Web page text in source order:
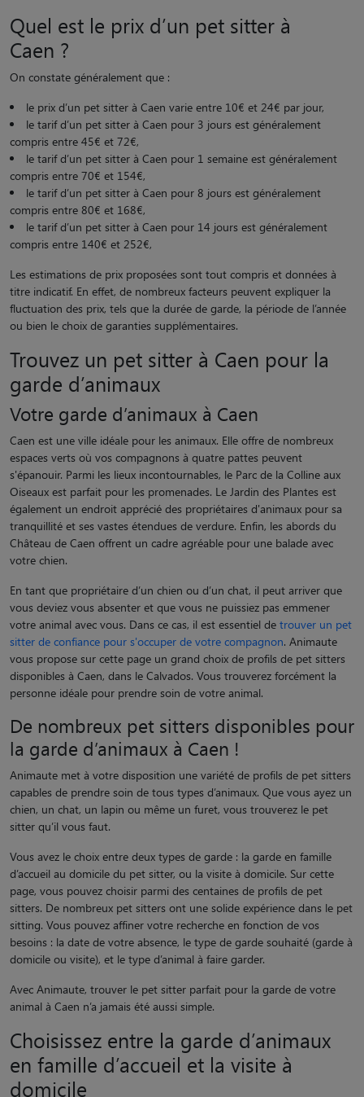
Quel est le prix d’un pet sitter à
Caen ?
On constate généralement que :
le prix d’un pet sitter à Caen varie entre 10€ et 24€ par jour,
le tarif d’un pet sitter à Caen pour 3 jours est généralement
compris entre 45€ et 72€,
le tarif d’un pet sitter à Caen pour 1 semaine est généralement
compris entre 70€ et 154€,
le tarif d’un pet sitter à Caen pour 8 jours est généralement
compris entre 80€ et 168€,
le tarif d’un pet sitter à Caen pour 14 jours est généralement
compris entre 140€ et 252€,
Les estimations de prix proposées sont tout compris et données à
titre indicatif. En effet, de nombreux facteurs peuvent expliquer la
fluctuation des prix, tels que la durée de garde, la période de l’année
ou bien le choix de garanties supplémentaires.
Trouvez un pet sitter à Caen pour la
garde d’animaux
Votre garde d’animaux à Caen
Caen est une ville idéale pour les animaux. Elle offre de nombreux
espaces verts où vos compagnons à quatre pattes peuvent
s'épanouir. Parmi les lieux incontournables, le Parc de la Colline aux
Oiseaux est parfait pour les promenades. Le Jardin des Plantes est
également un endroit apprécié des propriétaires d'animaux pour sa
tranquillité et ses vastes étendues de verdure. Enfin, les abords du
Château de Caen offrent un cadre agréable pour une balade avec
votre chien.
En tant que propriétaire d’un chien ou d’un chat, il peut arriver que
vous deviez vous absenter et que vous ne puissiez pas emmener
votre animal avec vous. Dans ce cas, il est essentiel de trouver un pet
sitter de confiance pour s'occuper de votre compagnon. Animaute
vous propose sur cette page un grand choix de profils de pet sitters
disponibles à Caen, dans le Calvados. Vous trouverez forcément la
personne idéale pour prendre soin de votre animal.
De nombreux pet sitters disponibles pour
la garde d’animaux à Caen !
Animaute met à votre disposition une variété de profils de pet sitters
capables de prendre soin de tous types d’animaux. Que vous ayez un
chien, un chat, un lapin ou même un furet, vous trouverez le pet
sitter qu’il vous faut.
Vous avez le choix entre deux types de garde : la garde en famille
d’accueil au domicile du pet sitter, ou la visite à domicile. Sur cette
page, vous pouvez choisir parmi des centaines de profils de pet
sitters. De nombreux pet sitters ont une solide expérience dans le pet
sitting. Vous pouvez affiner votre recherche en fonction de vos
besoins : la date de votre absence, le type de garde souhaité (garde à
domicile ou visite), et le type d’animal à faire garder.
Avec Animaute, trouver le pet sitter parfait pour la garde de votre
animal à Caen n’a jamais été aussi simple.
Choisissez entre la garde d’animaux
en famille d’accueil et la visite à
domicile